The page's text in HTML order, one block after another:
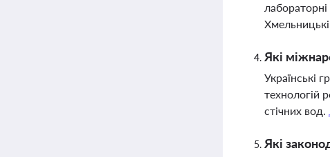
Які
Українські
технологій
стічних вод.
Які